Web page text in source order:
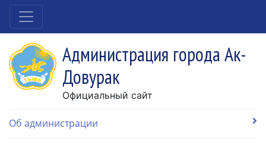
Администрация города Ак-
Довурак
Официальный сайт
Об администрации